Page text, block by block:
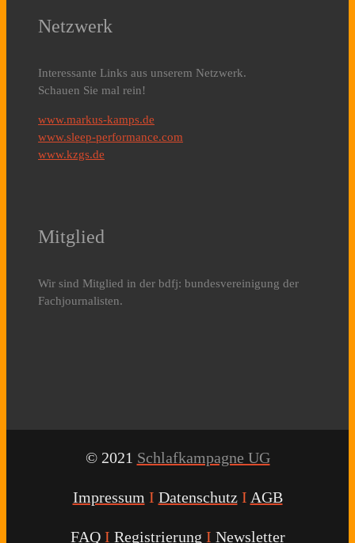
Netzwerk
Interessante Links aus unserem Netzwerk.
Schauen Sie mal rein!
www.markus-kamps.de
www.sleep-performance.com
www.kzgs.de
Mitglied
Wir sind Mitglied in der bdfj: bundesvereinigung der
Fachjournalisten.
© 2021 Schlafkampagne UG
Impressum I Datenschutz I AGB
FAQ I Registrierung I Newsletter